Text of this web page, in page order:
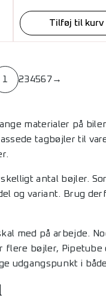
Tilføj til kurv
1 234567 →
materialer på
tagbøjler til
antal bøjler.
og variant. Brug
med på arbejde.
bøjler,
udgangspunkt i